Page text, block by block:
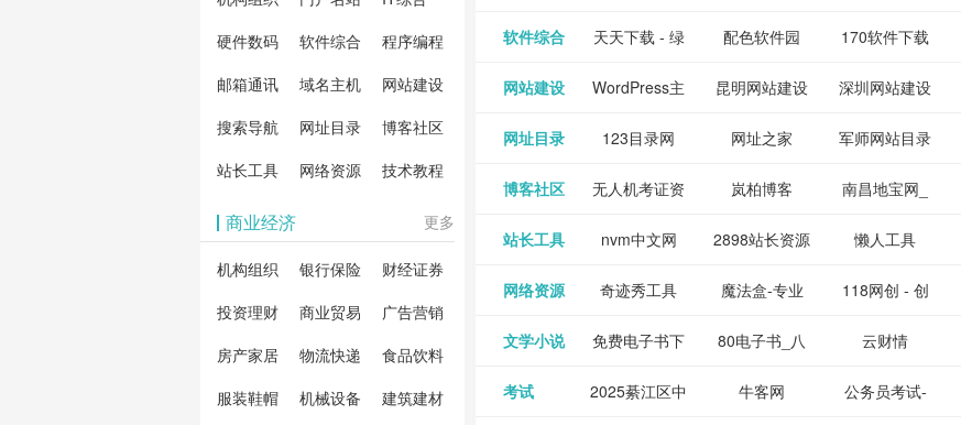
等全新电
卓破解软件
载！旨在打
造一个绿色
件共享站、
资源
硬件数码
软件综合
程序编程
邮箱通讯
域名主机
网站建设
搜索导航
网址目录
博客社区
站长工具
网络资源 技术教程
商业经济 更多
机构组织 银行保险
财经证券
投资理财
商业贸易
广告营销
房产家居
物流快递
食品饮料
服装鞋帽
机械设备 建筑建材
站|NAS交流社
区
预测与PPT模
板生成
设计资料分享
平台
下载
知识中心
软件综合 天天下载 - 绿
色精品软件应
用分享平台
配色软件园 170软件下载
站
网站建设 WordPress主
题模板下载_
爱主题
昆明网站建设 深圳网站建设
网址目录 123目录网 网址之家 军师网站目录
网址大全
博客社区 无人机考证资
讯网
岚柏博客 南昌地宝网_
南昌论坛
站长工具 nvm中文网 2898站长资源
平台
懒人工具
网络资源 奇迹秀工具
箱-设计师必
备设计工具及
魔法盒-专业
的游戏动画特
效学习平台
118网创 - 创
业项目资源分
享下载平台
文学小说 免费电子书下
载网,txt小说
80电子书_八
零电子书
云财情
考试 2025綦江区中 牛客网 公务员考试-